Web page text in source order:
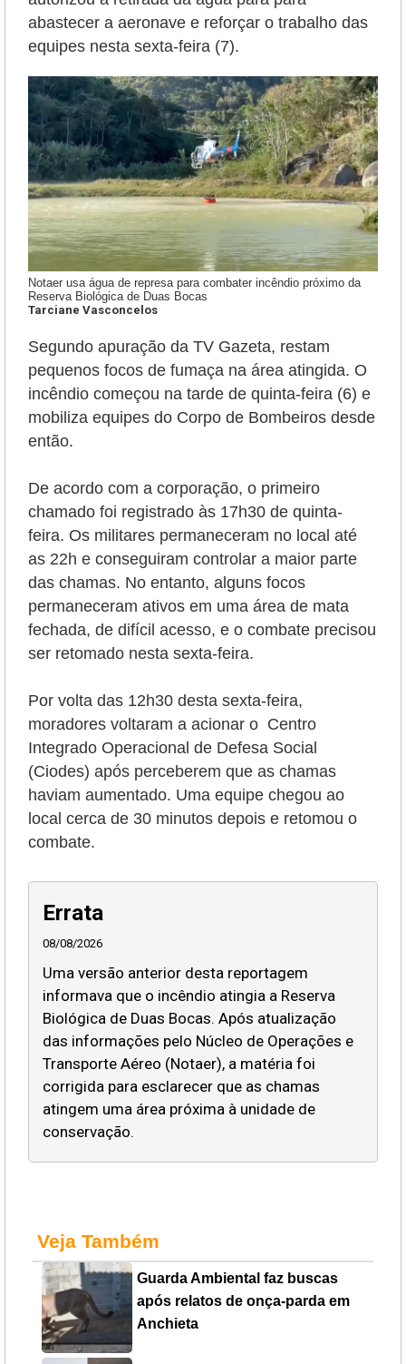
abastecer a aeronave e reforçar o trabalho das
equipes nesta sexta-feira (7).
Notaer usa água de represa para combater incêndio próximo da
Reserva Biológica de Duas Bocas
Tarciane Vasconcelos
Segundo apuração da TV Gazeta, restam
pequenos focos de fumaça na área atingida. O
incêndio começou na tarde de quinta-feira (6) e
mobiliza equipes do Corpo de Bombeiros desde
então.
De acordo com a corporação, o primeiro
chamado foi registrado às 17h30 de quinta-
feira. Os militares permaneceram no local até
as 22h e conseguiram controlar a maior parte
das chamas. No entanto, alguns focos
permaneceram ativos em uma área de mata
fechada, de difícil acesso, e o combate precisou
ser retomado nesta sexta-feira.
Por volta das 12h30 desta sexta-feira,
moradores voltaram a acionar o Centro
Integrado Operacional de Defesa Social
(Ciodes) após perceberem que as chamas
haviam aumentado. Uma equipe chegou ao
local cerca de 30 minutos depois e retomou o
combate.
Errata
08/08/2026
Uma versão anterior desta reportagem
informava que o incêndio atingia a Reserva
Biológica de Duas Bocas. Após atualização
das informações pelo Núcleo de Operações e
Transporte Aéreo (Notaer), a matéria foi
corrigida para esclarecer que as chamas
atingem uma área próxima à unidade de
conservação.
Veja Também
Guarda Ambiental faz buscas
após relatos de onça-parda em
Anchieta